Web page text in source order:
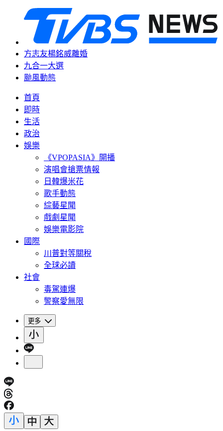
方志友楊銘威離婚
九合一大選
颱風動態
首頁
即時
生活
政治
娛樂
《VPOPASIA》開播
演唱會搶票情報
日韓爆米花
歌手動態
綜藝星聞
戲劇星聞
娛樂電影院
國際
川普對等關稅
全球必讀
社會
毒駕連爆
警察愛無限
更多